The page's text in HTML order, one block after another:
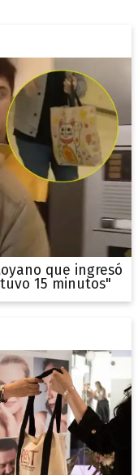
que ingresó
15 minutos"